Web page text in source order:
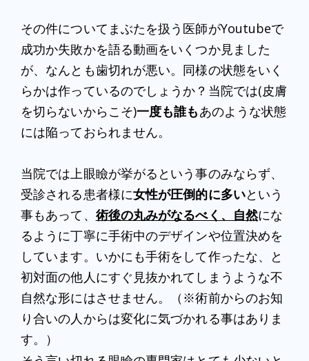
その件についてまぶたを扱う医師がYoutubeで
成功か失敗かを語る動画をいくつか見ました
が、なんとも歯切れが悪い。同様の状態をいく
らかは作っているのでしょうか？当院では(皮膚
を切らないからこそ)一度も誰もあのような状態
には陥っておられません。
当院では上眼瞼が挙がるという事のみならず、
受診される患者様に女性が圧倒的に多いという
事もあって、 術後の丸みがなるべく、自然にな
るように丁寧に手術中のデザインや位置決めを
しています。いかにも手術をして作ったな、と
初対面の他人にすぐ見抜かれてしまうような不
自然な形にはさせません。（※術前からのお知
り合いの人からは変化に気づかれる事はありま
す。）